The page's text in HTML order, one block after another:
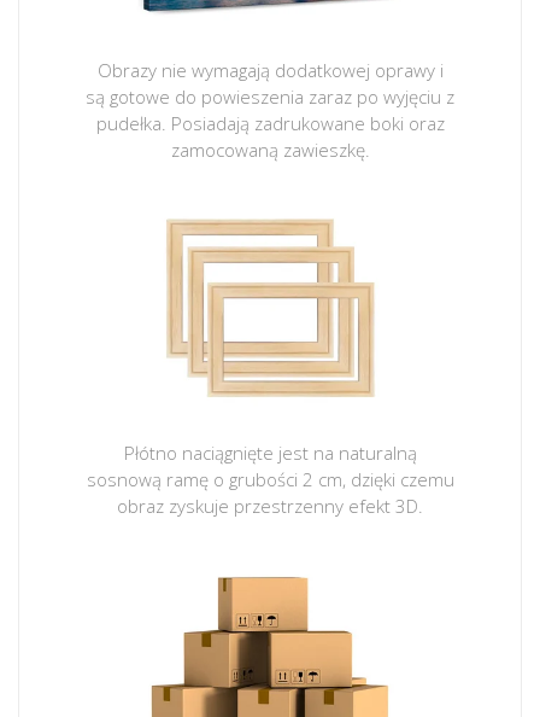
Obrazy nie wymagają dodatkowej oprawy i
są gotowe do powieszenia zaraz po wyjęciu z
pudełka. Posiadają zadrukowane boki oraz
zamocowaną zawieszkę.
Płótno naciągnięte jest na naturalną
sosnową ramę o grubości 2 cm, dzięki czemu
obraz zyskuje przestrzenny efekt 3D.